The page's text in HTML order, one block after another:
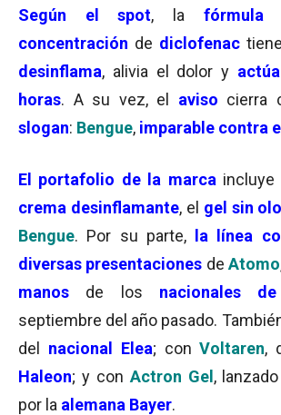
Según el spot, la fórmula
concentración de diclofenac tiene
desinflama, alivia el dolor y
horas. A su vez, el aviso cierra
slogan: Bengue, imparable contra
El portafolio de la marca incluye
crema desinflamante, el gel sin
Bengue. Por su parte,la línea
diversas presentaciones de Atomo
manos de los nacionales
septiembre del año pasado.
del
nacional Elea; con Voltaren,
Haleon; y con Actron Gel ,
por la alemana Bayer.